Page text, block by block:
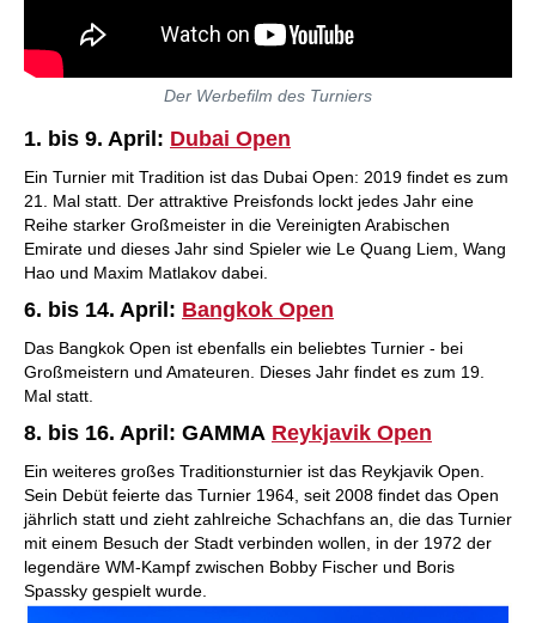
Der Werbefilm des Turniers
1. bis 9. April: Dubai Open
Ein Turnier mit Tradition ist das Dubai Open: 2019 findet es zum
21. Mal statt. Der attraktive Preisfonds lockt jedes Jahr eine
Reihe starker Großmeister in die Vereinigten Arabischen
Emirate und dieses Jahr sind Spieler wie Le Quang Liem, Wang
Hao und Maxim Matlakov dabei.
6. bis 14. April: Bangkok Open
Das Bangkok Open ist ebenfalls ein beliebtes Turnier - bei
Großmeistern und Amateuren. Dieses Jahr findet es zum 19.
Mal statt.
8. bis 16. April: GAMMA Reykjavik Open
Ein weiteres großes Traditionsturnier ist das Reykjavik Open.
Sein Debüt feierte das Turnier 1964, seit 2008 findet das Open
jährlich statt und zieht zahlreiche Schachfans an, die das Turnier
mit einem Besuch der Stadt verbinden wollen, in der 1972 der
legendäre WM-Kampf zwischen Bobby Fischer und Boris
Spassky gespielt wurde.